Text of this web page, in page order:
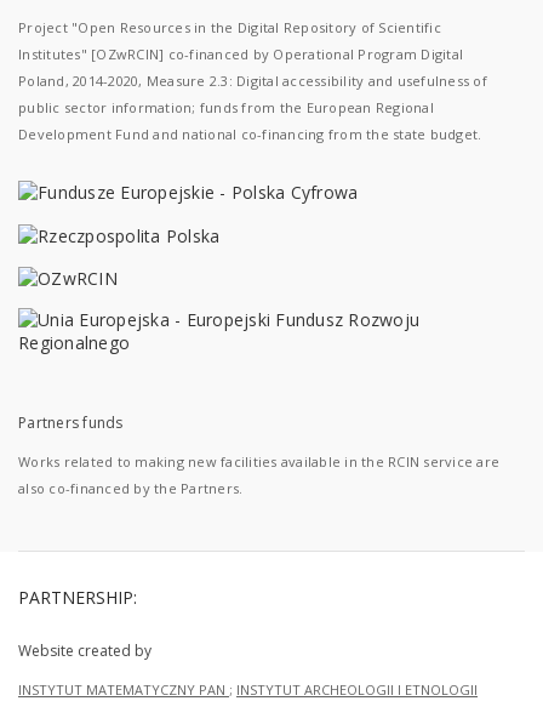
Project "Open Resources in the Digital Repository of Scientific
Institutes" [OZwRCIN] co-financed by Operational Program Digital
Poland, 2014-2020, Measure 2.3: Digital accessibility and usefulness of
public sector information; funds from the European Regional
Development Fund and national co-financing from the state budget.
Partners funds
Works related to making new facilities available in the RCIN service are
also co-financed by the Partners.
PARTNERSHIP:
Website created by
INSTYTUT MATEMATYCZNY PAN ; INSTYTUT ARCHEOLOGII I ETNOLOGII